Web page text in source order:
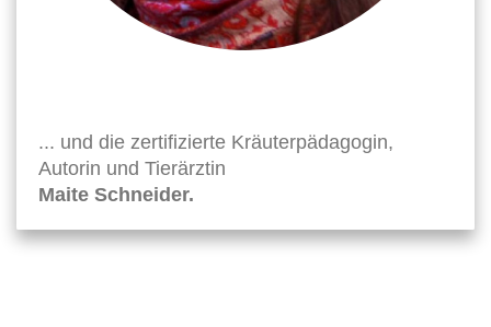
... und die zertifizierte Kräuterpädagogin,
Autorin und Tierärztin
Maite Schneider.